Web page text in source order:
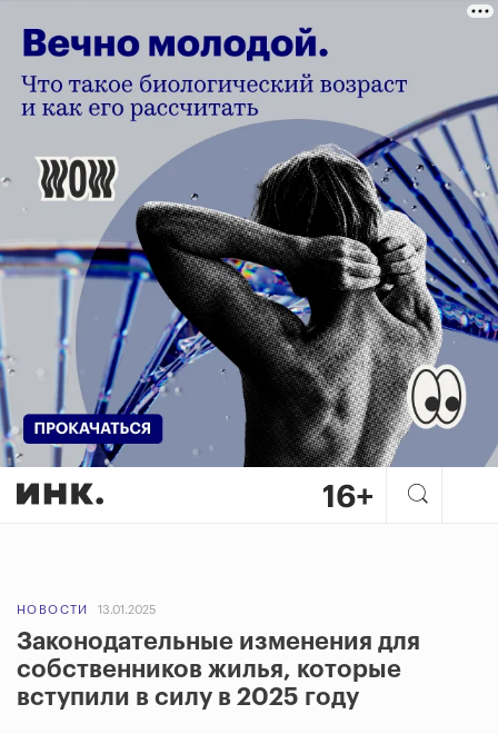
НОВОСТИ 13.01.2025
Законодательные изменения для
собственников жилья, которые
вступили в силу в 2025 году